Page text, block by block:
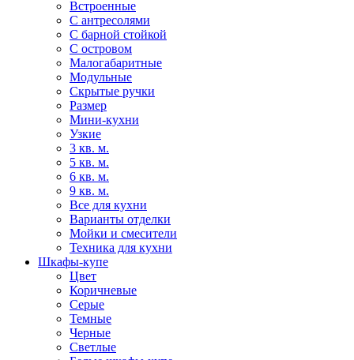
Встроенные
С антресолями
С барной стойкой
С островом
Малогабаритные
Модульные
Скрытые ручки
Размер
Мини-кухни
Узкие
3 кв. м.
5 кв. м.
6 кв. м.
9 кв. м.
Все для кухни
Варианты отделки
Мойки и смесители
Техника для кухни
Шкафы-купе
Цвет
Коричневые
Серые
Темные
Черные
Светлые